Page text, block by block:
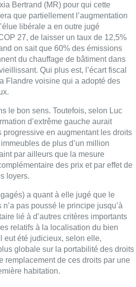
Bertrand (MR) pour qui cette
que partiellement l’augmentation
libérale a en outre jugé
27, de laisser un taux de 12,5%
on sait que 60% des émissions
du chauffage de bâtiment dans
Qui plus est, l’écart fiscal
Flandre voisine qui a adopté des
le bon sens. Toutefois, selon Luc
d’extrême gauche aurait
progressive en augmentant les droits
de plus d’un million
par ailleurs que la mesure
des prix et par effet de
loyers.
a quant à elle jugé que le
pas poussé le principe jusqu’à
lié à d’autres critères importants
relatifs à la localisation du bien
eut été judicieux, selon elle,
globale sur la portabilité des droits
remplacement de ces droits par une
habitation.